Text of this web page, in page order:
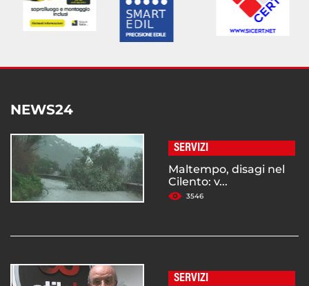
NEWS24
SERVIZI
Maltempo, disagi nel
Cilento: v...
3546
SERVIZI